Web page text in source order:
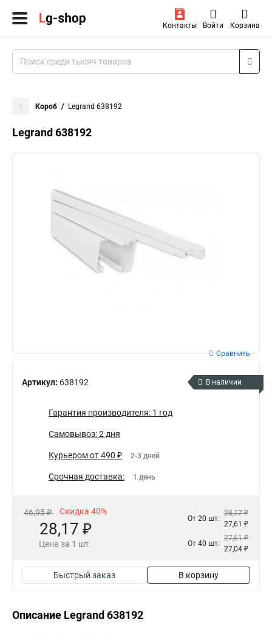
Контакты Войти Корзина
Короб Legrand 638192
Legrand 638192
Артикул: 638192
Сравнить
В наличии
Гарантия производителя: 1 год
Самовывоз: 2 дня
Курьером от 490 ₽ 2-3 дней
Срочная доставка: 1 день
46,95 ₽ Скидка 40%
28,17 ₽
Цена за 1 шт.
От 20 шт:
28,17 ₽
27,61 ₽
От 40 шт:
27,61 ₽
27,04 ₽
Быстрый заказ В корзину
Описание Legrand 638192